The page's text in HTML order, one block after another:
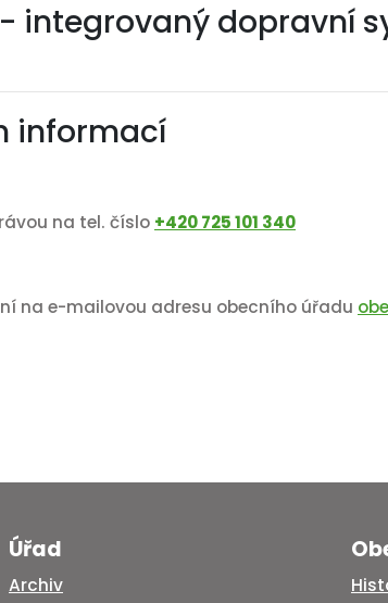
integrovaný dopravní
informací
na tel. číslo +420 725 101 340
na e-mailovou adresu obecního úřadu
Úřad
Archiv